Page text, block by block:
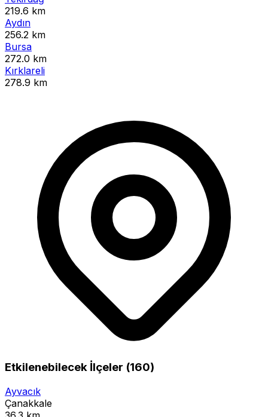
219.6 km
Aydın
256.2 km
Bursa
272.0 km
Kırklareli
278.9 km
Etkilenebilecek İlçeler (160)
Ayvacık
Çanakkale